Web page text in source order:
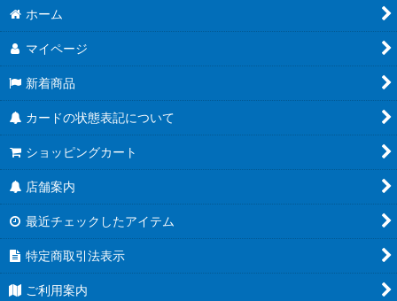
ホーム
マイページ
新着商品
カードの状態表記について
ショッピングカート
店舗案内
最近チェックしたアイテム
特定商取引法表示
ご利用案内